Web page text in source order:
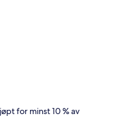
for minst 10 % av